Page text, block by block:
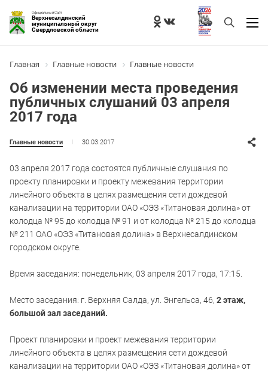
Официальный Сайт
Верхнесалдинский
муниципальный округ
Свердловской области
Главная Главные новости Главные новости
Об изменении места проведения
публичных слушаний 03 апреля
2017 года
Главные новости 30.03.2017
03 апреля 2017 года состоятся публичные слушания по
проекту планировки и проекту межевания территории
линейного объекта в целях размещения сети дождевой
канализации на территории ОАО «ОЭЗ «Титановая долина» от
колодца № 95 до колодца № 91 и от колодца № 215 до колодца
№ 211 ОАО «ОЭЗ «Титановая долина» в Верхнесалдинском
городском округе.
Время заседания: понедельник, 03 апреля 2017 года, 17:15.
Место заседания: г. Верхняя Салда, ул. Энгельса, 46, 2 этаж,
большойзал заседаний.
Проект планировки и проект межевания территории
линейного объекта в целях размещения сети дождевой
канализации на территории ОАО «ОЭЗ «Титановая долина» от